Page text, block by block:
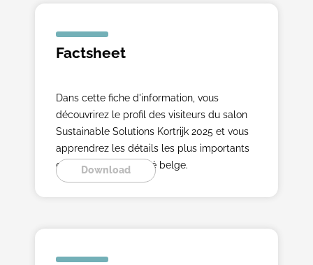
Factsheet
Dans cette fiche d'information, vous
découvrirez le profil des visiteurs du salon
Sustainable Solutions Kortrijk 2025 et vous
apprendrez les détails les plus importants
concernant le marché belge.
Download